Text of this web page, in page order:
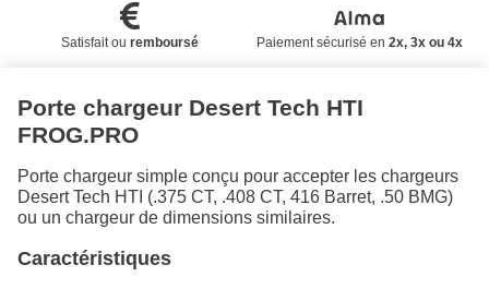
Satisfait ou remboursé Paiement sécurisé en 2x, 3x ou 4x
Porte chargeur Desert Tech HTI
FROG.PRO
Porte chargeur simple conçu pour accepter les chargeurs
Desert Tech HTI (.375 CT, .408 CT, 416 Barret, .50 BMG)
ou un chargeur de dimensions similaires.
Caractéristiques